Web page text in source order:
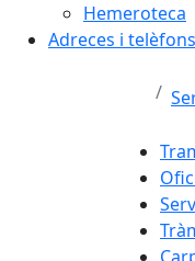
Hemeroteca
Adreces i telèfons